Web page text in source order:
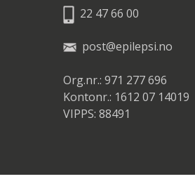
22 47 66 00
post@epilepsi.no
Org.nr.: 971 277 696
Kontonr.: 1612 07 14019
VIPPS: 88491